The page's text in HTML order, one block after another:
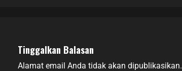
Tinggalkan Balasan
Alamat email Anda tidak akan dipublikasikan.